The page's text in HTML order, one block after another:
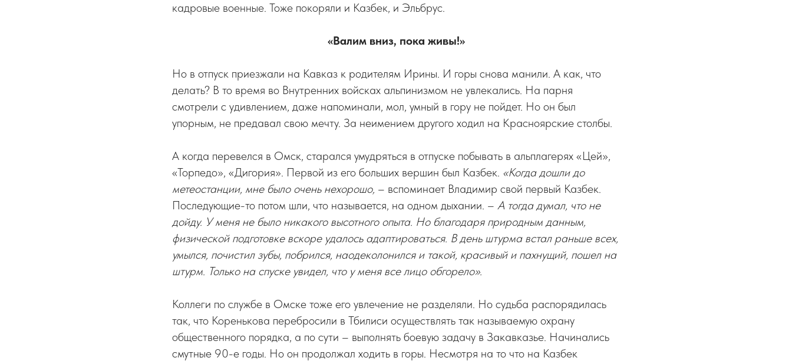
кадровые военные. Тоже покоряли и Казбек, и Эльбрус.
«Валим вниз, пока живы!»
Но в отпуск приезжали на Кавказ к родителям Ирины. И горы снова манили. А как, что
делать? В то время во Внутренних войсках альпинизмом не увлекались. На парня
смотрели с удивлением, даже напоминали, мол, умный в гору не пойдет. Но он был
упорным, не предавал свою мечту. За неимением другого ходил на Красноярские столбы.
А когда перевелся в Омск, старался умудряться в отпуске побывать в альплагерях «Цей»,
«Торпедо», «Дигория». Первой из его больших вершин был Казбек. «Когда дошли до
метеостанции, мне было очень нехорошо, – вспоминает Владимир свой первый Казбек.
Последующие-то потом шли, что называется, на одном дыхании. – А тогда думал, что не
дойду. У меня не было никакого высотного опыта. Но благодаря природным данным,
физической подготовке вскоре удалось адаптироваться. В день штурма встал раньше всех,
умылся, почистил зубы, побрился, наодеколонился и такой, красивый и пахнущий, пошел на
штурм. Только на спуске увидел, что у меня все лицо обгорело».
Коллеги по службе в Омске тоже его увлечение не разделяли. Но судьба распорядилась
так, что Коренькова перебросили в Тбилиси осуществлять так называемую охрану
общественного порядка, а по сути – выполнять боевую задачу в Закавказье. Начинались
смутные 90-е годы. Но он продолжал ходить в горы. Несмотря на то что на Казбек